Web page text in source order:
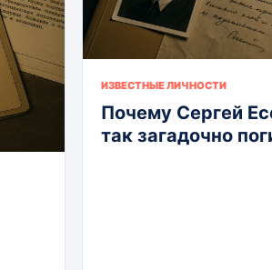
ИЗВЕСТНЫЕ ЛИЧНОСТИ
Почему Сергей
так загадочно